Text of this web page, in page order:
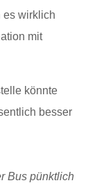
es wirklich
mit
könnte
besser
Bus pünktlich